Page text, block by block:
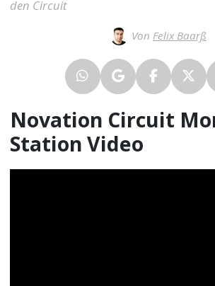
den Circuit
Von Felix Baarß
Novation Circuit
Station Video